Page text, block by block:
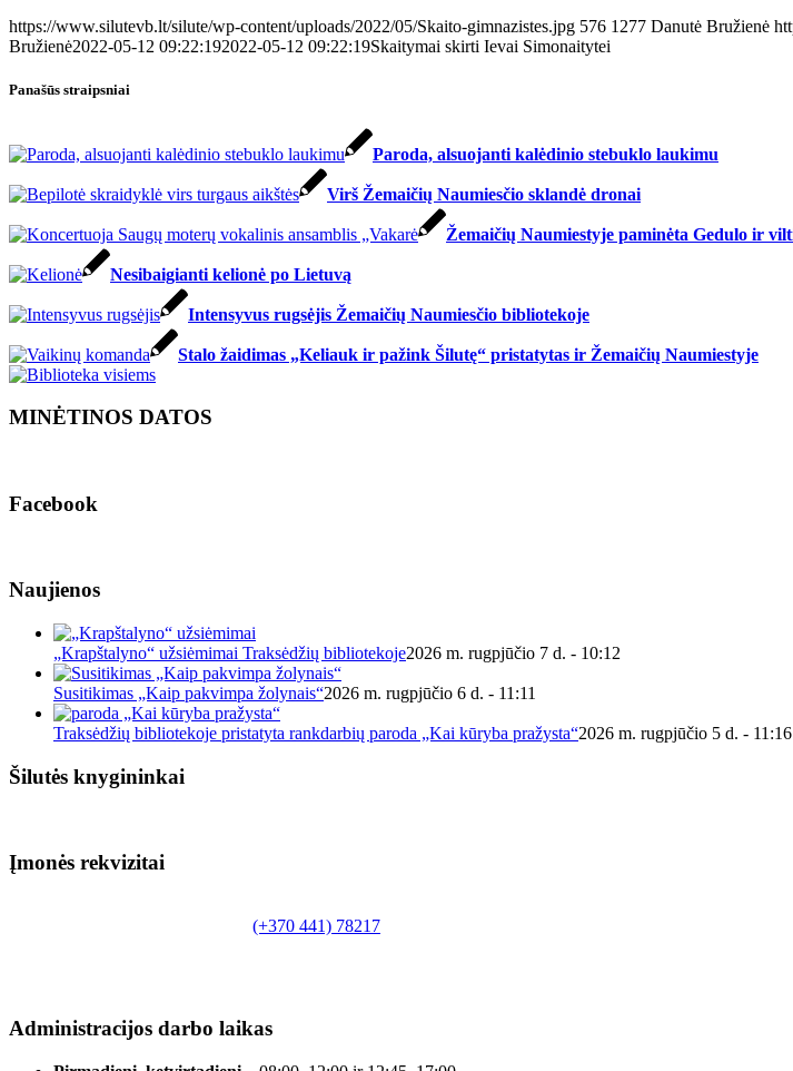
https://www.silutevb.lt/silute/wp-content/uploads/2022/05/Skaito-gimnazistes.jpg 576 1277 Danutė Bružienė
Bružienė2022-05-12 09:22:192022-05-12 09:22:19Skaitymai skirti Ievai Simonaitytei
Panašūs straipsniai
Paroda, alsuojanti kalėdinio stebuklo laukimu
Virš Žemaičių Naumiesčio sklandė dronai
Žemaičių Naumiestyje paminėta Gedulo ir
Nesibaigianti kelionė po Lietuvą
Intensyvus rugsėjis Žemaičių Naumiesčio bibliotekoje
Stalo žaidimas „Keliauk ir pažink Šilutę“ pristatytas ir Žemaičių Naumiestyje
MINĖTINOS DATOS
Facebook
Naujienos
„Krapštalyno“ užsiėmimai Traksėdžių bibliotekoje2026 m. rugpjūčio 7 d. - 10:12
Susitikimas „Kaip pakvimpa žolynais“2026 m. rugpjūčio 6 d. - 11:11
Traksėdžių bibliotekoje pristatyta rankdarbių paroda „Kai kūryba pražysta“2026 m. rugpjūčio 5 d. - 11:16
Šilutės knygininkai
Įmonės rekvizitai
(+370 441) 78217
Administracijos darbo laikas